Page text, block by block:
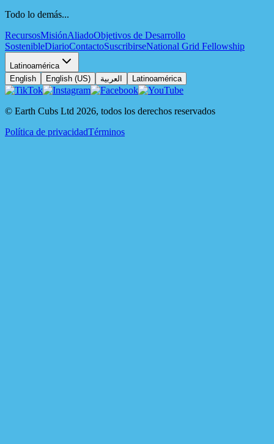
Todo lo demás...
RecursosMisiónAliadoObjetivos de Desarrollo
SostenibleDiarioContactoSuscribirseNational Grid Fellowship
Latinoamérica
English
English (US) العربية Latinoamérica
© Earth Cubs Ltd 2026, todos los derechos reservados
Política de privacidadTérminos